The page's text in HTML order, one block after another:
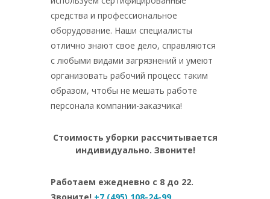
средства и профессиональное
оборудование. Наши специалисты
отлично знают свое дело, справляются
с любыми видами загрязнений и умеют
организовать рабочий процесс таким
образом, чтобы не мешать работе
персонала компании-заказчика!
Стоимость уборки рассчитывается
индивидуально. Звоните!
Работаем ежедневно с 8 до 22.